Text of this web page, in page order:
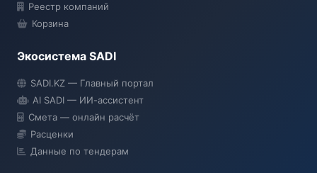
Реестр компаний
Корзина
Экосистема SADI
SADI.KZ — Главный портал
AI SADI — ИИ-ассистент
Смета — онлайн расчёт
Расценки
Данные по тендерам
● Подключение...